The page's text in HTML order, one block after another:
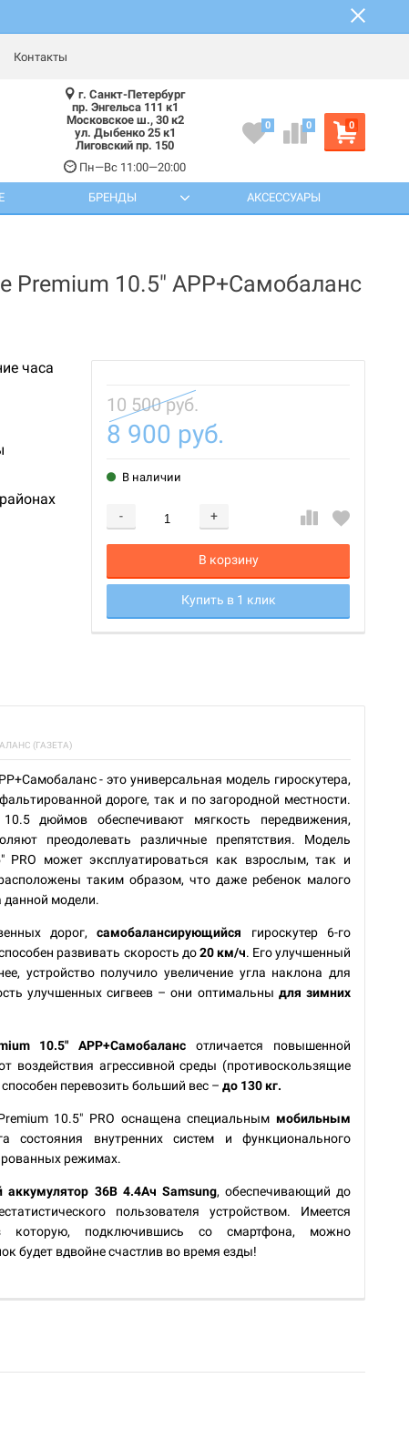
Контакты
г. Санкт-Петербург
пр. Энгельса 111 к1
Московское ш., 30 к2
ул. Дыбенко 25 к1
Лиговский пр. 150
Пн—Вс 11:00—20:00
0
0 0
БРЕНДЫ АКСЕССУАРЫ
Premium 10.5" APP+Самобаланс
10 500 руб.
8 900 руб.
В наличии
- +
Добавляется...
В корзину
Добавлен
Купить в 1 клик
часа
(ГАЗЕТА)
- это универсальная модель гироскутера,
дороге, так и по загородной местности.
дюймов обеспечивают мягкость передвижения,
преодолевать различные препятствия. Модель
PRO может эксплуатироваться как взрослым, так и
таким образом, что даже ребенок малого
данной модели.
дорог,самобалансирующийся гироскутер 6-го
развивать скорость до20 км/ч. Его улучшенный
устройство получило увеличение угла наклона для
улучшенных сигвеев – они оптимальны для зимних
10.5" APP+Самобаланс отличается повышенной
воздействия агрессивной среды (противоскользящие
перевозить больший вес – до 130 кг.
10.5" PRO оснащена специальным мобильным
состояния внутренних систем и функционального
режимах.
аккумулятор 36В 4.4Ач Samsung, обеспечивающий до
пользователя устройством. Имеется
которую, подключившись со смартфона, можно
будет вдвойне счастлив во время езды!